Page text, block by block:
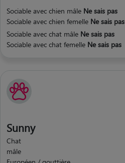
Sociable avec chien mâle Ne sais pas
Sociable avec chien femelle Ne sais pas
Sociable avec chat mâle Ne sais pas
Sociable avec chat femelle Ne sais pas
Sunny
Chat
mâle